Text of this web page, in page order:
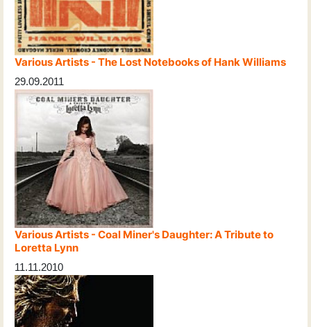
Various Artists - The Lost Notebooks of Hank Williams
29.09.2011
Various Artists - Coal Miner's Daughter: A Tribute to
Loretta Lynn
11.11.2010